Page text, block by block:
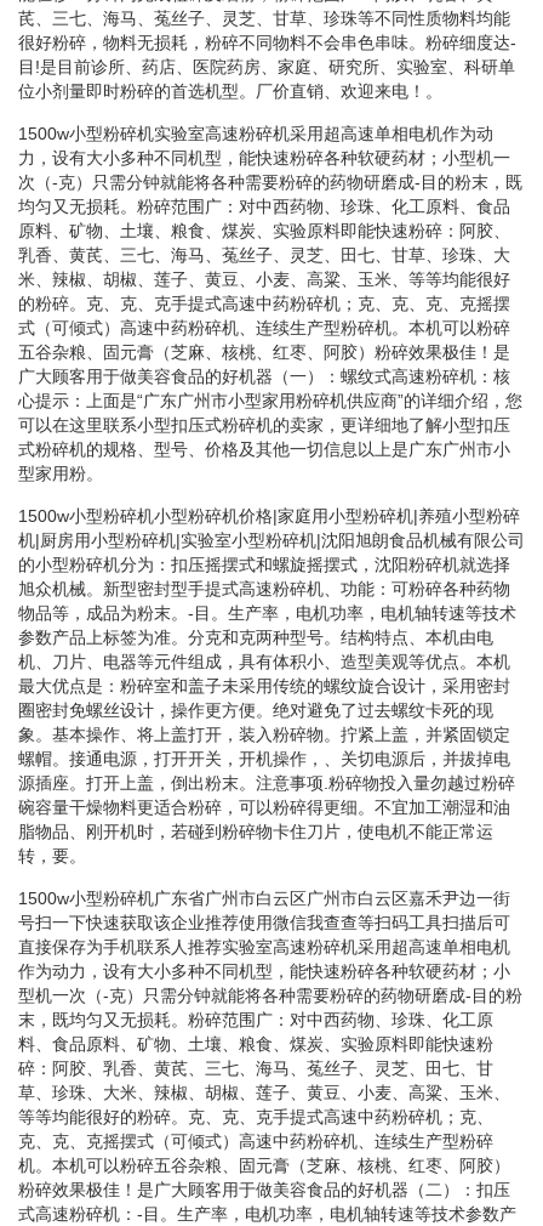
芪、三七、海马、菟丝子、灵芝、甘草、珍珠等不同性质物料均能
很好粉碎，物料无损耗，粉碎不同物料不会串色串味。粉碎细度达-
目!是目前诊所、药店、医院药房、家庭、研究所、实验室、科研单
位小剂量即时粉碎的首选机型。厂价直销、欢迎来电！。
1500w小型粉碎机实验室高速粉碎机采用超高速单相电机作为动
力，设有大小多种不同机型，能快速粉碎各种软硬药材；小型机一
次（-克）只需分钟就能将各种需要粉碎的药物研磨成-目的粉末，既
均匀又无损耗。粉碎范围广：对中西药物、珍珠、化工原料、食品
原料、矿物、土壤、粮食、煤炭、实验原料即能快速粉碎：阿胶、
乳香、黄芪、三七、海马、菟丝子、灵芝、田七、甘草、珍珠、大
米、辣椒、胡椒、莲子、黄豆、小麦、高粱、玉米、等等均能很好
的粉碎。克、克、克手提式高速中药粉碎机；克、克、克、克摇摆
式（可倾式）高速中药粉碎机、连续生产型粉碎机。本机可以粉碎
五谷杂粮、固元膏（芝麻、核桃、红枣、阿胶）粉碎效果极佳！是
广大顾客用于做美容食品的好机器（一）：螺纹式高速粉碎机：核
心提示：上面是“广东广州市小型家用粉碎机供应商”的详细介绍，您
可以在这里联系小型扣压式粉碎机的卖家，更详细地了解小型扣压
式粉碎机的规格、型号、价格及其他一切信息以上是广东广州市小
型家用粉。
1500w小型粉碎机小型粉碎机价格|家庭用小型粉碎机|养殖小型粉碎
机|厨房用小型粉碎机|实验室小型粉碎机|沈阳旭朗食品机械有限公司
的小型粉碎机分为：扣压摇摆式和螺旋摇摆式，沈阳粉碎机就选择
旭众机械。新型密封型手提式高速粉碎机、功能：可粉碎各种药物
物品等，成品为粉末。-目。生产率，电机功率，电机轴转速等技术
参数产品上标签为准。分克和克两种型号。结构特点、本机由电
机、刀片、电器等元件组成，具有体积小、造型美观等优点。本机
最大优点是：粉碎室和盖子未采用传统的螺纹旋合设计，采用密封
圈密封免螺丝设计，操作更方便。绝对避免了过去螺纹卡死的现
象。基本操作、将上盖打开，装入粉碎物。拧紧上盖，并紧固锁定
螺帽。接通电源，打开开关，开机操作，、关切电源后，并拔掉电
源插座。打开上盖，倒出粉末。注意事项.粉碎物投入量勿越过粉碎
碗容量干燥物料更适合粉碎，可以粉碎得更细。不宜加工潮湿和油
脂物品、刚开机时，若碰到粉碎物卡住刀片，使电机不能正常运
转，要。
1500w小型粉碎机广东省广州市白云区广州市白云区嘉禾尹边一街
号扫一下快速获取该企业推荐使用微信我查查等扫码工具扫描后可
直接保存为手机联系人推荐实验室高速粉碎机采用超高速单相电机
作为动力，设有大小多种不同机型，能快速粉碎各种软硬药材；小
型机一次（-克）只需分钟就能将各种需要粉碎的药物研磨成-目的粉
末，既均匀又无损耗。粉碎范围广：对中西药物、珍珠、化工原
料、食品原料、矿物、土壤、粮食、煤炭、实验原料即能快速粉
碎：阿胶、乳香、黄芪、三七、海马、菟丝子、灵芝、田七、甘
草、珍珠、大米、辣椒、胡椒、莲子、黄豆、小麦、高粱、玉米、
等等均能很好的粉碎。克、克、克手提式高速中药粉碎机；克、
克、克、克摇摆式（可倾式）高速中药粉碎机、连续生产型粉碎
机。本机可以粉碎五谷杂粮、固元膏（芝麻、核桃、红枣、阿胶）
粉碎效果极佳！是广大顾客用于做美容食品的好机器（二）：扣压
式高速粉碎机：-目。生产率，电机功率，电机轴转速等技术参数产